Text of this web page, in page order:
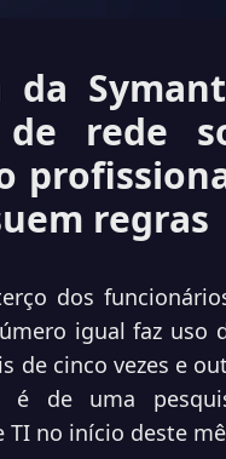
da
rede
regras
dos
igual faz uso
de cinco vezes e
é de uma
TI no início deste